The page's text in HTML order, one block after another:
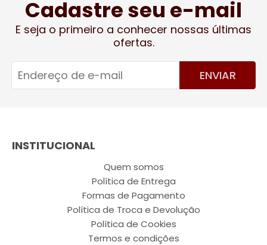
Cadastre seu e-mail
E seja o primeiro a conhecer nossas últimas
ofertas.
ENVIAR
INSTITUCIONAL
Quem somos
Política de Entrega
Formas de Pagamento
Política de Troca e Devolução
Política de Cookies
Termos e condições